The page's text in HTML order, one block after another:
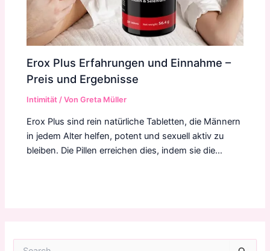
Erox Plus Erfahrungen und Einnahme –
Preis und Ergebnisse
Intimität / VonGreta Müller
Erox Plus sind rein natürliche Tabletten, die Männern
in jedem Alter helfen, potent und sexuell aktiv zu
bleiben. Die Pillen erreichen dies, indem sie die…